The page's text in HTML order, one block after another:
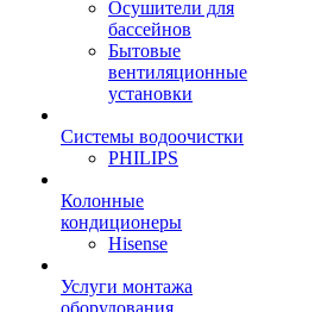
Осушители для
бассейнов
Бытовые
вентиляционные
установки
Системы водоочистки
PHILIPS
Колонные
кондиционеры
Hisense
Услуги монтажа
оборудования